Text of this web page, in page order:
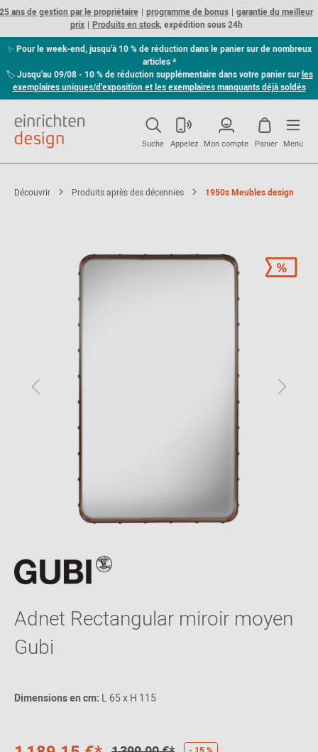
ans de gestion par le propriétaire programme de bonus
garantie du meilleur
prix
Produits en stock,expédition sous 24h
✨ Pour le week-end, jusqu'à 10 % de réduction dans le panier sur de nombreux
articles *
🏷Jusqu'au 09/08 - 10 % de réduction supplémentaire dans votre panier surles
exemplaires uniques/d'exposition et les exemplaires manquants déjà soldés
Suche Appelez Mon compte Panier Menü
Découvrir Produits après des décennies 1950s Meubles design
Adnet Rectangular miroir moyen
Gubi
Dimensions en cm: L 65 x H 115